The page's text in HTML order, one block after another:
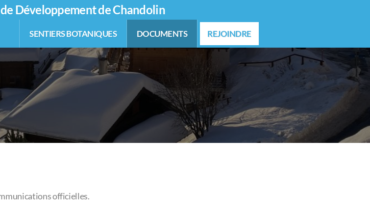
Développement de Chandolin
SENTIERS BOTANIQUES DOCUMENTS REJOINDRE
officielles.